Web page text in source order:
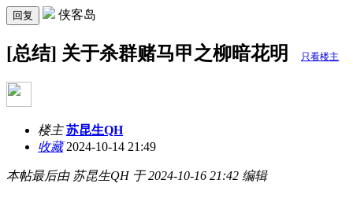
回复 侠客岛
[总结] 关于杀群赌马甲之柳暗花明 只看楼主
楼主 苏昆生QH
收藏2024-10-14 21:49
本帖最后由 苏昆生QH 于 2024-10-16 21:42 编辑